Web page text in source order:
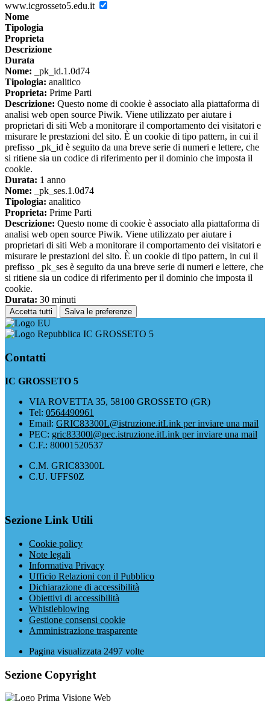
www.icgrosseto5.edu.it
Nome
Tipologia
Proprieta
Descrizione
Durata
Nome: _pk_id.1.0d74
Tipologia: analitico
Proprieta: Prime Parti
Descrizione: Questo nome di cookie è associato alla piattaforma di
analisi web open source Piwik. Viene utilizzato per aiutare i
proprietari di siti Web a monitorare il comportamento dei visitatori e
misurare le prestazioni del sito. È un cookie di tipo pattern, in cui il
prefisso _pk_id è seguito da una breve serie di numeri e lettere, che
si ritiene sia un codice di riferimento per il dominio che imposta il
cookie.
Durata: 1 anno
Nome: _pk_ses.1.0d74
Tipologia: analitico
Proprieta: Prime Parti
Descrizione: Questo nome di cookie è associato alla piattaforma di
analisi web open source Piwik. Viene utilizzato per aiutare i
proprietari di siti Web a monitorare il comportamento dei visitatori e
misurare le prestazioni del sito. È un cookie di tipo pattern, in cui il
prefisso _pk_ses è seguito da una breve serie di numeri e lettere, che
si ritiene sia un codice di riferimento per il dominio che imposta il
cookie.
Durata: 30 minuti
Accetta tutti Salva le preferenze
IC GROSSETO 5
Contatti
IC GROSSETO 5
VIA ROVETTA 35, 58100 GROSSETO (GR)
Tel: 0564490961
Email: GRIC83300L@istruzione.itLink per inviare una mail
PEC: gric83300l@pec.istruzione.itLink per inviare una mail
C.F.: 80001520537
C.M. GRIC83300L
C.U. UFFS0Z
Sezione Link Utili
Cookie policy
Note legali
Informativa Privacy
Ufficio Relazioni con il Pubblico
Dichiarazione di accessibilità
Obiettivi di accessibilità
Whistleblowing
Gestione consensi cookie
Amministrazione trasparente
Pagina visualizzata 2497 volte
Sezione Copyright